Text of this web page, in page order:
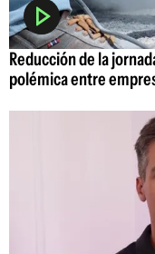
Reducción de la
polémica entre